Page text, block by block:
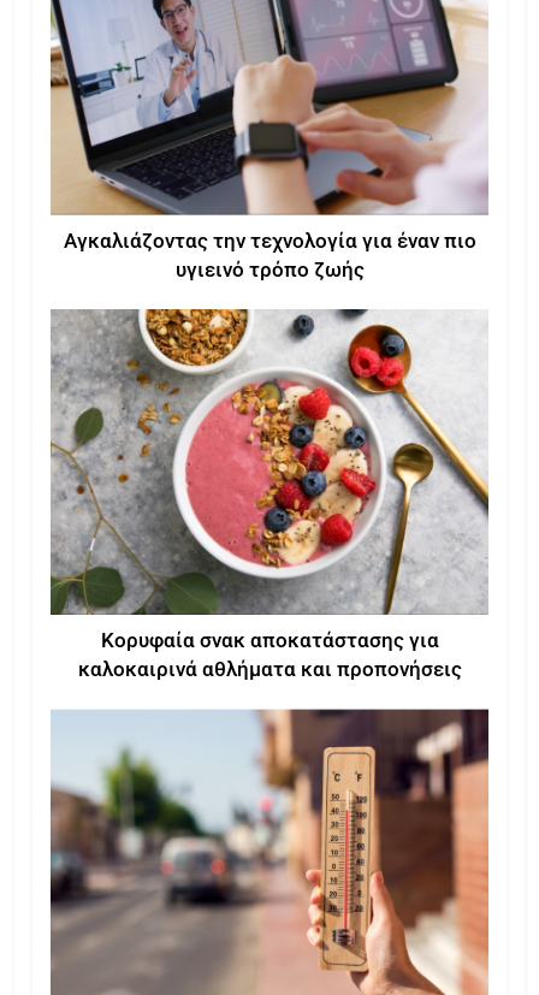
Αγκαλιάζοντας την τεχνολογία για έναν πιο
υγιεινό τρόπο ζωής
Κορυφαία σνακ αποκατάστασης για
καλοκαιρινά αθλήματα και προπονήσεις